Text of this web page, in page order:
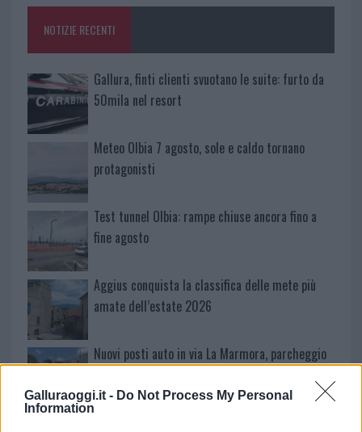
Galluraoggi.it - Do Not Process My Personal
Information
o
k
p
p
NOTIZIE RECENTI
Gallura, finti clienti svuotano le suite: furto da
50mila nel resort
Meteo Olbia 7 agosto, sole e caldo tornano
protagonisti
Test tunnel Olbia: rampe chiuse ancora fino a
fine agosto
Aggius conquista la classifica delle mete più
amate dell’estate 2026
Nuovi posti auto in via La Marmora, parcheggio